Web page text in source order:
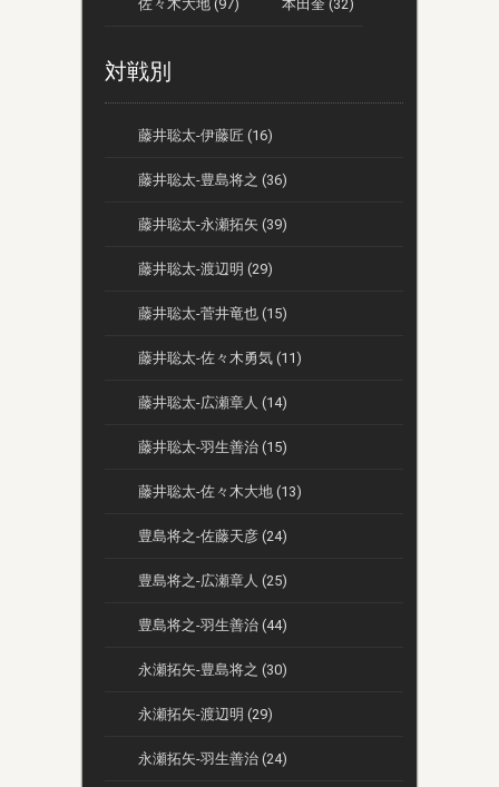
佐々木大地 (97) 本田奎 (32)
対戦別
藤井聡太-伊藤匠 (16)
藤井聡太-豊島将之 (36)
藤井聡太-永瀬拓矢 (39)
藤井聡太-渡辺明 (29)
藤井聡太-菅井竜也 (15)
藤井聡太-佐々木勇気 (11)
藤井聡太-広瀬章人 (14)
藤井聡太-羽生善治 (15)
藤井聡太-佐々木大地 (13)
豊島将之-佐藤天彦 (24)
豊島将之-広瀬章人 (25)
豊島将之-羽生善治 (44)
永瀬拓矢-豊島将之 (30)
永瀬拓矢-渡辺明 (29)
永瀬拓矢-羽生善治 (24)